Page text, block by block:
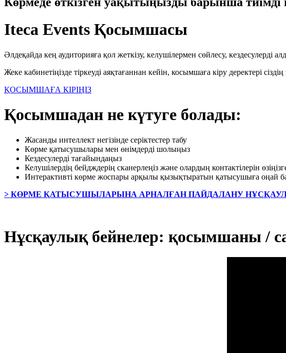
Iteca Events Қосымшасы
Әлдеқайда кең аудиторияға қол жеткізу, келушілермен сөйлесу,
Жеке кабинетіңізде тіркеуді аяқтағаннан кейін, косымшаға кіру деректері
ҚОСЫМШАҒА КІРІҢІЗ
Қосымшадан не күтуге болады:
Жасанды интеллект негізінде серіктестер табу
Көрме қатысушылары мен өнімдерді шолыңыз
Кездесулерді тағайындаңыз
Келушілердің бейдждерің сканерлеңіз және олардың контактілерін
Интерактивті көрме жоспары арқылы қызықтыратын қатысушыға оңай
> КӨРМЕ ҚАТЫСУШЫЛАРЫНА АРНАЛҒАН ПАЙДАЛАНУ
Нұсқаулық бейнелер: қосымшаны /